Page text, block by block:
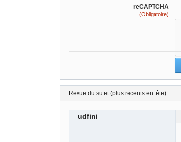
reCAPTCHA
(Obligatoire)
Revue du sujet (plus récents en tête)
udfini